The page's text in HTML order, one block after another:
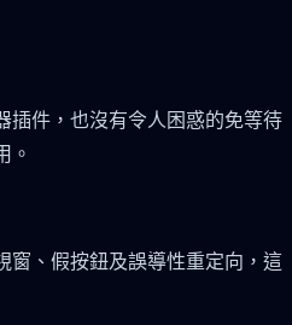
插件，也沒有令人困惑的免等待
。
窗、假按鈕及誤導性重定向，這